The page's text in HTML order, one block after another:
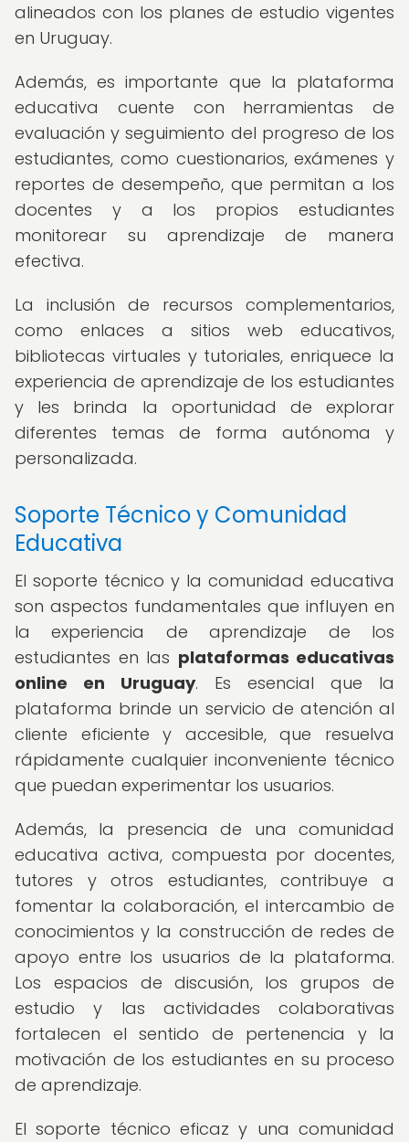
alineados con los planes de estudio vigentes
en Uruguay.
Además, es importante que la plataforma
educativa cuente con herramientas de
evaluación y seguimiento del progreso de los
estudiantes, como cuestionarios, exámenes y
reportes de desempeño, que permitan a los
docentes y a los propios estudiantes
monitorear su aprendizaje de manera
efectiva.
La inclusión de recursos complementarios,
como enlaces a sitios web educativos,
bibliotecas virtuales y tutoriales, enriquece la
experiencia de aprendizaje de los estudiantes
y les brinda la oportunidad de explorar
diferentes temas de forma autónoma y
personalizada.
Soporte Técnico y Comunidad
Educativa
El soporte técnico y la comunidad educativa
son aspectos fundamentales que influyen en
la experiencia de aprendizaje de los
estudiantes en las plataformas educativas
online en Uruguay. Es esencial que la
plataforma brinde un servicio de atención al
cliente eficiente y accesible, que resuelva
rápidamente cualquier inconveniente técnico
que puedan experimentar los usuarios.
Además, la presencia de una comunidad
educativa activa, compuesta por docentes,
tutores y otros estudiantes, contribuye a
fomentar la colaboración, el intercambio de
conocimientos y la construcción de redes de
apoyo entre los usuarios de la plataforma.
Los espacios de discusión, los grupos de
estudio y las actividades colaborativas
fortalecen el sentido de pertenencia y la
motivación de los estudiantes en su proceso
de aprendizaje.
El soporte técnico eficaz y una comunidad